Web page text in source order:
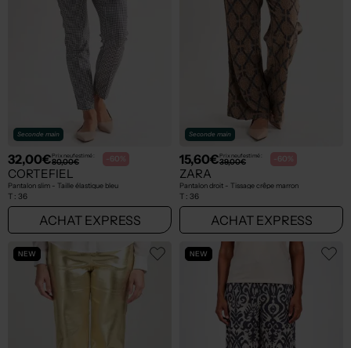
Seconde main
32,00€Prix neuf estimé :
80,00€ -60%
CORTEFIEL
Pantalon slim - Taille élastique bleu
T : 36
ACHAT EXPRESS
Seconde main
15,60€Prix neuf estimé :
39,00€ -60%
ZARA
Pantalon droit - Tissage crêpe marron
T : 36
ACHAT EXPRESS
NEW NEW